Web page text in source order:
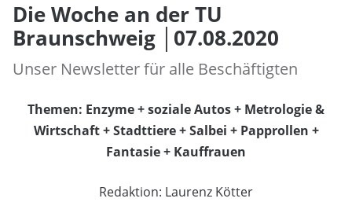
Die Woche an der TU
Braunschweig │07.08.2020
Unser Newsletter für alle Beschäftigten
Themen: Enzyme + soziale Autos + Metrologie &
Wirtschaft + Stadttiere + Salbei + Papprollen +
Fantasie + Kauffrauen
Redaktion: Laurenz Kötter